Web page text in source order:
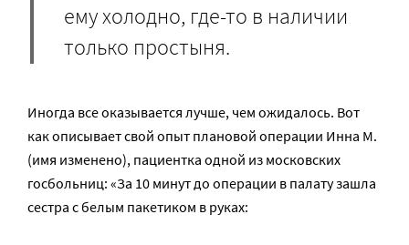
ему холодно, где-то в наличии
только простыня.
Иногда все оказывается лучше, чем ожидалось. Вот
как описывает свой опыт плановой операции Инна М.
(имя изменено), пациентка одной из московских
госбольниц: «За 10 минут до операции в палату зашла
сестра с белым пакетиком в руках: